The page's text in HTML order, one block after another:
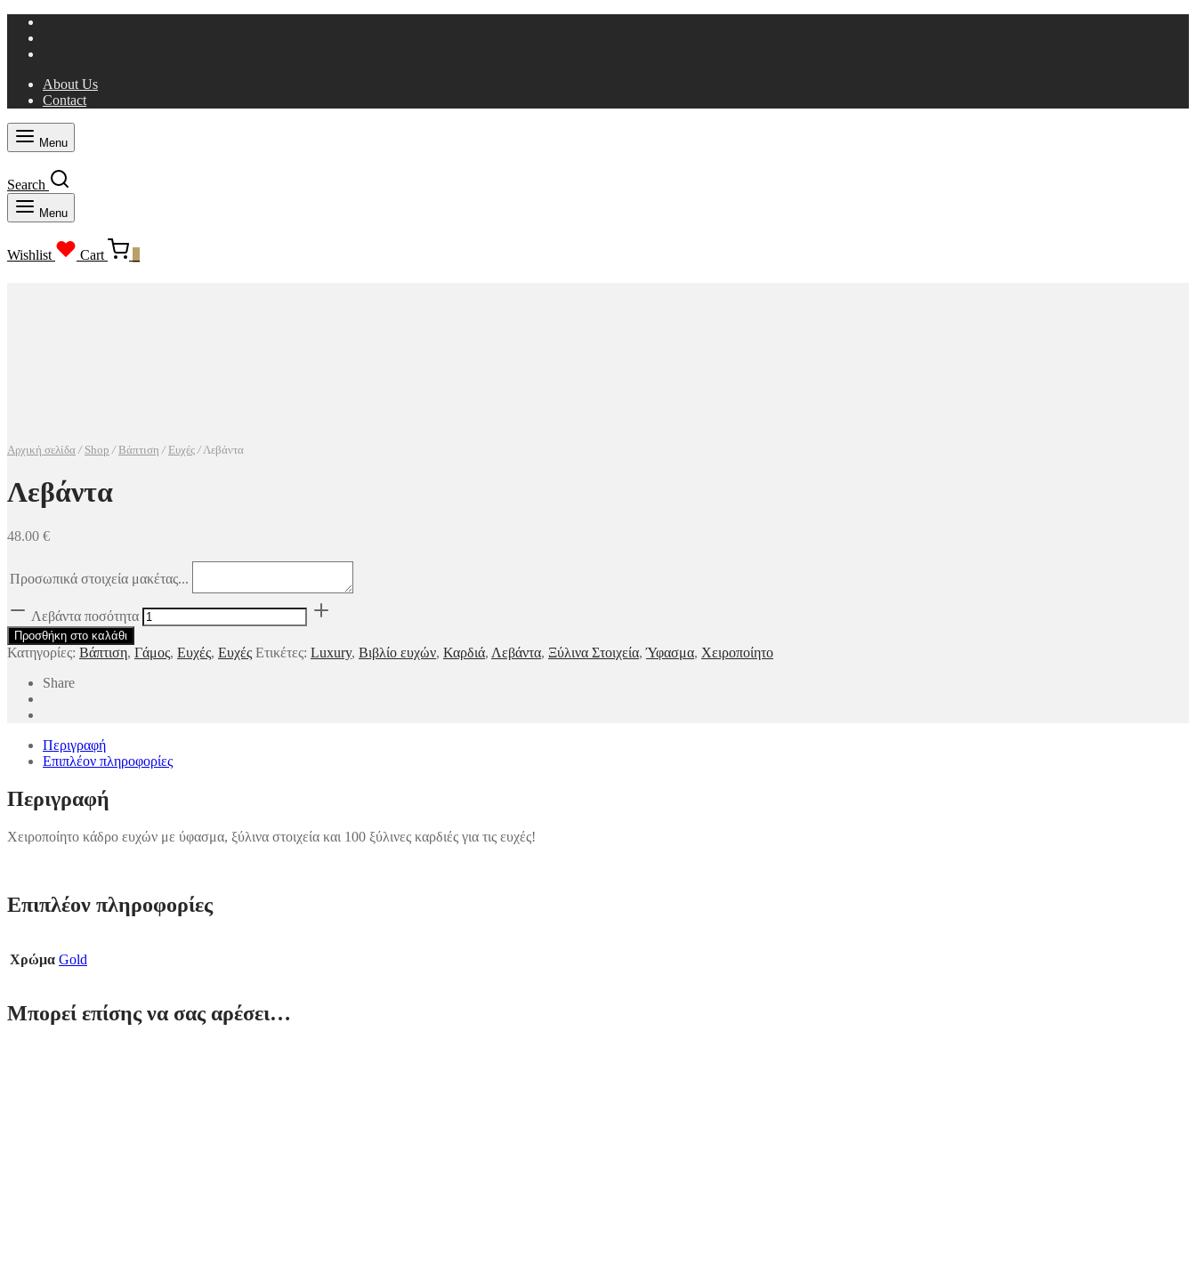
About Us
Contact
Menu
Search
Menu
Wishlist Cart
Αρχική σελίδα / Shop / Βάπτιση / Ευχές /Λεβάντα
Λεβάντα
48.00 €
Προσωπικά στοιχεία μακέτας...
Λεβάντα ποσότητα
Προσθήκη στο καλάθι
Κατηγορίες: Βάπτιση, Γάμος, Ευχές, Ευχές Ετικέτες: Luxury, Βιβλίο ευχών, Καρδιά, Λεβάντα, Ξύλινα Στοιχεία,Ύφασμα, Χειροποίητο
Share
Περιγραφή
Επιπλέον πληροφορίες
Περιγραφή
Χειροποίητο κάδρο ευχών με ύφασμα, ξύλινα στοιχεία και 100 ξύλινες καρδιές για τις ευχές!
Επιπλέον πληροφορίες
Χρώμα Gold
Μπορεί επίσης να σας αρέσει…